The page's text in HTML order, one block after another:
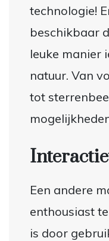
technologie!
beschikbaar
leuke manier
natuur. Van
tot
Een andere
enthousiast
is door